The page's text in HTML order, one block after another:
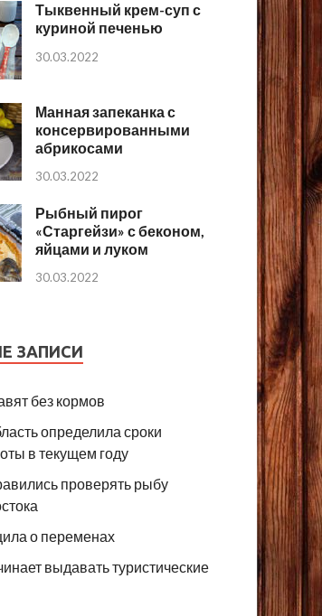
Тыквенный крем-суп с
куриной печенью
30.03.2022
Манная запеканка с
консервированными
абрикосами
30.03.2022
Рыбный пирог
«Старгейзи» с беконом,
яйцами и луком
30.03.2022
ЗАПИСИ
без кормов
определила сроки
в текущем году
проверять рыбу
о переменах
выдавать туристические